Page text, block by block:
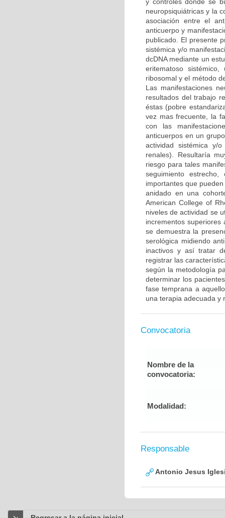
neuropsiquiátricas y la
asociación entre el
anticuerpo y
publicado. El presente
sistémica y/o
dcDNA mediante un
eritematoso
ribosomal y el método
Las manifestaciones
resultados del trabajo
éstas (pobre
vez mas frecuente, la
con las
anticuerpos en un
actividad sistémica y/
renales). Resultaría
riesgo para tales
seguimiento
importantes que
anidado en una
American College of
niveles de actividad se
incrementos
se demuestra la
serológica midiendo
inactivos y así tratar
registrar las
según la metodología
determinar los
fase temprana a
una terapia adecuada y
Convocatoria
Nombre de la
convocatoria:
Modalidad:
Responsable
Antonio Jesus